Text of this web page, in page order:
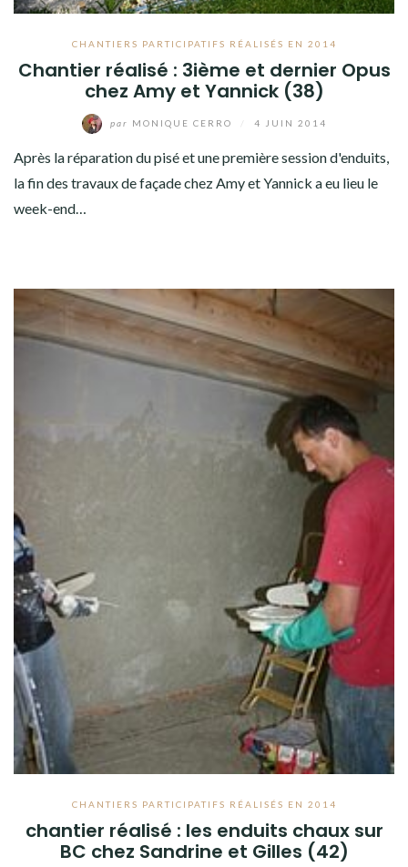
CHANTIERS PARTICIPATIFS RÉALISÉS EN 2014
Chantier réalisé : 3ième et dernier Opus
chez Amy et Yannick (38)
par MONIQUE CERRO 4 JUIN 2014
Après la réparation du pisé et une première session d'enduits,
la fin des travaux de façade chez Amy et Yannick a eu lieu le
week-end…
CHANTIERS PARTICIPATIFS RÉALISÉS EN 2014
chantier réalisé : les enduits chaux sur
BC chez Sandrine et Gilles (42)